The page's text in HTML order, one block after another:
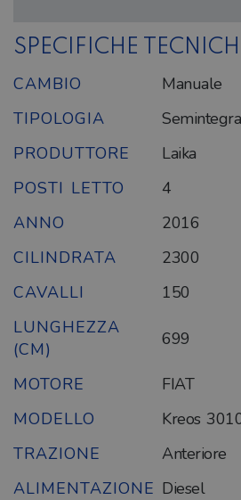
SPECIFICHE
CAMBIO
Manuale
TIPOLOGIA
PRODUTTORE
Laika
POSTI LETTO
4
ANNO
2016
CILINDRATA
2300
CAVALLI
150
LUNGHEZZA
(CM)
699
MOTORE
FIAT
MODELLO
Kreos
TRAZIONE
Anteriore
ALIMENTAZIONE Diesel